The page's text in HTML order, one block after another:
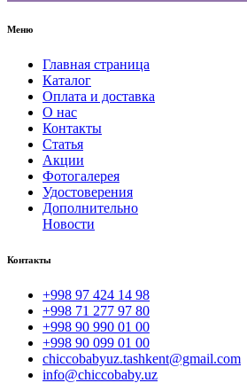
Меню
Главная страница
Каталог
Оплата и доставка
О нас
Контакты
Статья
Акции
Фотогалерея
Удостоверения
Дополнительно
Новости
Контакты
+998 97 424 14 98
+998 71 277 97 80
+998 90 990 01 00
+998 90 099 01 00
chiccobabyuz.tashkent@gmail.com
info@chiccobaby.uz